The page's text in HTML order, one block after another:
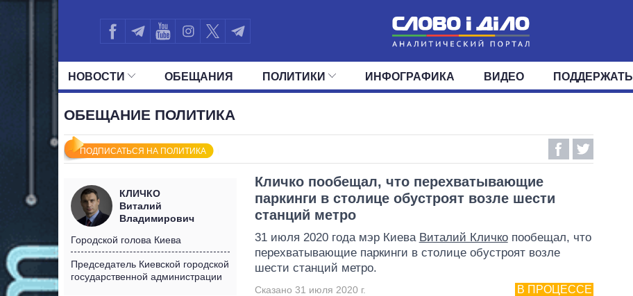
НОВОСТИ
МИР
ОБЕЩАНИЯ ПОЛИТИКИ
ОКРУГА
ИНФОГРАФИКА ВИДЕО ПОДДЕРЖАТЬ
ОБЕЩАНИЕ ПОЛИТИКА
ПОДПИСАТЬСЯ НА ПОЛИТИКА
КЛИЧКО
Виталий
Владимирович
Городской голова Киева
Председатель Киевской городской
государственной администрации
Кличко пообещал, что перехватывающие
паркинги в столице обустроят возле шести
станций метро
31 июля 2020 года мэр Киева Виталий Кличкопообещал, что
перехватывающие паркинги в столице обустроят возле
шести станций метро.
В ПРОЦЕССЕ
Сказано 31 июля 2020 г.